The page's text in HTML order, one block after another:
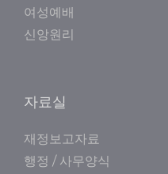
여성예배
신앙원리
자료실
재정보고자료
행정 / 사무양식